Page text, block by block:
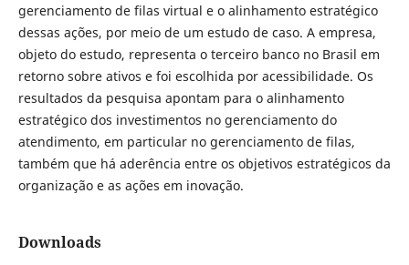
gerenciamento de filas virtual e o alinhamento estratégico
dessas ações, por meio de um estudo de caso. A empresa,
objeto do estudo, representa o terceiro banco no Brasil em
retorno sobre ativos e foi escolhida por acessibilidade. Os
resultados da pesquisa apontam para o alinhamento
estratégico dos investimentos no gerenciamento do
atendimento, em particular no gerenciamento de filas,
também que há aderência entre os objetivos estratégicos da
organização e as ações em inovação.
Downloads